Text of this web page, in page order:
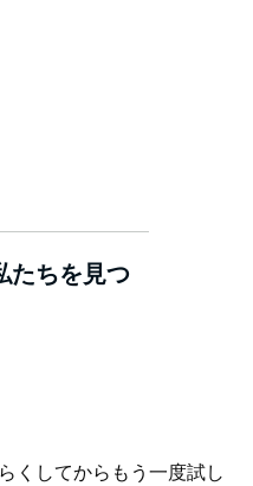
ィスで生まれたことか
愛から生まれました。グ
たちがスコットランドの
た。スコットランドの祖
問題は、自分たちの過去
、ワイン、オリーブ、前
した。
ーストラリアの少年に過
コットランドの祖先であ
たちを見つ
くしてからもう一度試し